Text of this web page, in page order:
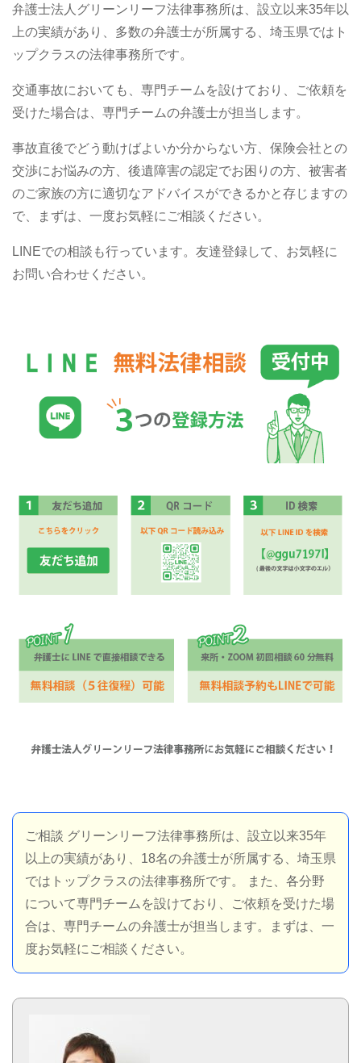
弁護士法人グリーンリーフ法律事務所は、設立以来35年以
上の実績があり、多数の弁護士が所属する、埼玉県ではト
ップクラスの法律事務所です。
交通事故においても、専門チームを設けており、ご依頼を
受けた場合は、専門チームの弁護士が担当します。
事故直後でどう動けばよいか分からない方、保険会社との
交渉にお悩みの方、後遺障害の認定でお困りの方、被害者
のご家族の方に適切なアドバイスができるかと存じますの
で、まずは、一度お気軽にご相談ください。
LINEでの相談も行っています。友達登録して、お気軽に
お問い合わせください。
ご相談 グリーンリーフ法律事務所は、設立以来35年
以上の実績があり、18名の弁護士が所属する、埼玉県
ではトップクラスの法律事務所です。
また、各分野
について専門チームを設けており、ご依頼を受けた場
合は、専門チームの弁護士が担当します。まずは、一
度お気軽にご相談ください。